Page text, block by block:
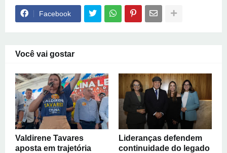
Facebook
Você vai gostar
Valdirene Tavares
aposta em trajetória
Lideranças defendem
continuidade do legado